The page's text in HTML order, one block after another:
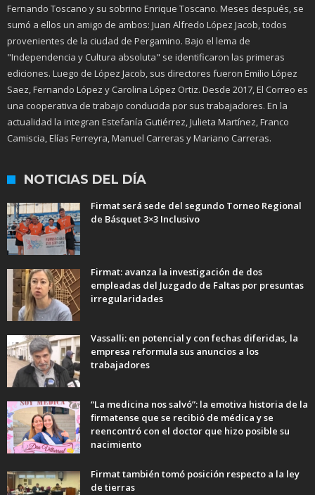
Fernando Toscano y su sobrino Enrique Toscano. Meses después, se
sumó a ellos un amigo de ambos: Juan Alfredo López Jacob, todos
provenientes de la ciudad de Pergamino. Bajo el lema de
"Independencia y Cultura absoluta" se identificaron las primeras
ediciones. Luego de López Jacob, sus directores fueron Emilio López
Saez, Fernando López y Carolina López Ortiz. Desde 2017, El Correo es
una cooperativa de trabajo conducida por sus trabajadores. En la
actualidad la integran Estefanía Gutiérrez, Julieta Martínez, Franco
Camiscia, Elías Ferreyra, Manuel Carreras y Mariano Carreras.
NOTICIAS DEL DÍA
Firmat será sede del segundo Torneo Regional
de Básquet 3×3 Inclusivo
Firmat: avanza la investigación de dos
empleadas del Juzgado de Faltas por presuntas
irregularidades
Vassalli: en potencial y con fechas diferidas, la
empresa reformula sus anuncios a los
trabajadores
“La medicina nos salvó”: la emotiva historia de la
firmatense que se recibió de médica y se
reencontró con el doctor que hizo posible su
nacimiento
Firmat también tomó posición respecto a la ley
de tierras